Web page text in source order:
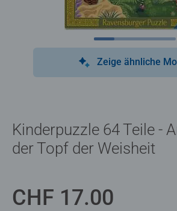
Zeige ähnliche
Kinderpuzzle 64 Teile -
der Topf der Weisheit
CHF 17.00